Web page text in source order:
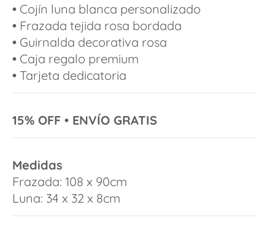
• Cojín luna blanca personalizado
• Frazada tejida rosa bordada
• Guirnalda decorativa rosa
• Caja regalo premium
• Tarjeta dedicatoria
15% OFF • ENVÍO GRATIS
Medidas
Frazada: 108 x 90cm
Luna: 34 x 32 x 8cm